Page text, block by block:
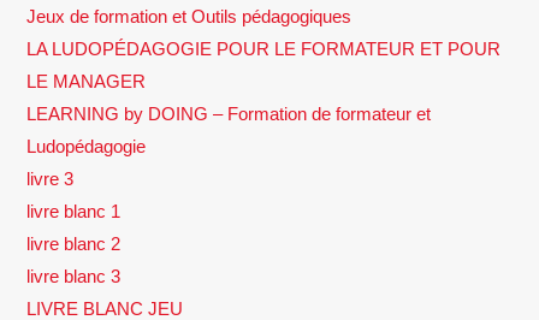
Jeux de formation et Outils pédagogiques
LA LUDOPÉDAGOGIE POUR LE FORMATEUR ET POUR
LE MANAGER
LEARNING by DOING – Formation de formateur et
Ludopédagogie
livre 3
livre blanc 1
livre blanc 2
livre blanc 3
LIVRE BLANC JEU